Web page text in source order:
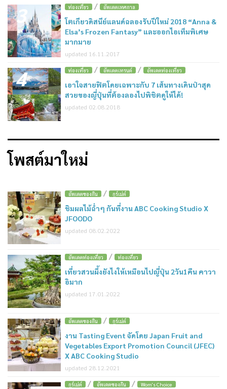
3 ท่องเที่ยว / อัพเดตเทศกาล
โตเกียวดิสนีย์แลนด์ฉลองรับปีใหม่ 2018 “Anna &
Elsa’s Frozen Fantasy” และออกไอเท็มพิเศษ
มากมาย
updated 16.11.2017
4 ท่องเที่ยว / อัพเดตเทรนด์ / อัพเดตท่องเที่ยว
เอาใจสายฟิตโดยเฉพาะกับ 7 เส้นทางเดินป่าสุด
สวยของญี่ปุ่นที่ต้องลองไปพิชิตดูให้ได้!
updated 02.08.2018
โพสต์มาใหม่
อัพเดตของกิน / กูร์เม่ต์
ชิมผลไม้ฉ่ำๆ กันที่งาน ABC Cooking Studio X
JFOODO
updated 08.02.2022
อัพเดตท่องเที่ยว / ท่องเที่ยว
เที่ยวสวนผึ้งยังไงให้เหมือนไปญี่ปุ่น 2วัน1คืน คาวา
อิมาก
updated 17.01.2022
อัพเดตของกิน / กูร์เม่ต์
งาน Tasting Event จัดโดย Japan Fruit and
Vegetables Export Promotion Council (JFEC)
X ABC Cooking Studio
updated 28.12.2021
กูร์เม่ต์ / อัพเดตของกิน / Wom's Choice